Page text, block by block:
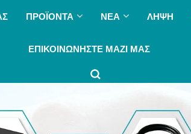
ΠΡΟΪΌΝΤΑ ΝΈΑ ΛΉΨΗ
ΕΠΙΚΟΙΝΩΝΉΣΤΕ ΜΑΖΊ ΜΑΣ